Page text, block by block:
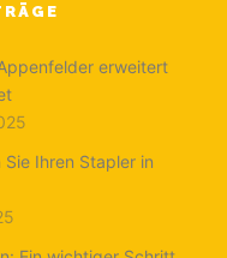
erweitert
Ihren Stapler in